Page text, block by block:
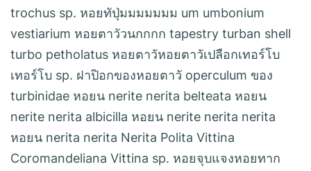
trochus sp. หอยทัปุ่มมมมมมม um umbonium
vestiarium หอยตาวัวนกกกก tapestry turban shell
turbo petholatus หอยตาวัหอยตาวัเปลือกเทอร์โบ
เทอร์โบ sp. ฝาปิอกของหอยตาวั operculum ของ
turbinidae หอยน nerite nerita belteata หอยน
nerite nerita albicilla หอยน nerite nerita nerita
หอยน nerita nerita Nerita Polita Vittina
Coromandeliana Vittina sp. หอยจุบแจงหอยทาก